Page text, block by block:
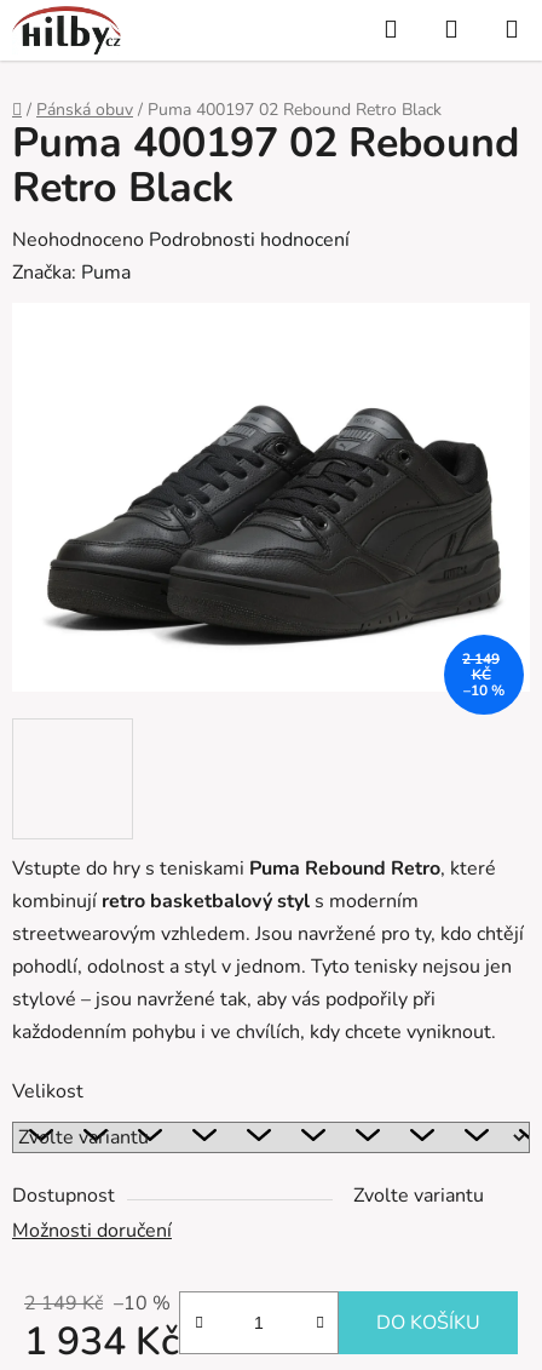
Přejít
na
obsah
Hledat
KOŠÍK
Domů
/ Pánská obuv / Puma 400197 02 Rebound Retro Black
Vstupte do hry s teniskami Puma Rebound Retro, které
kombinují retro basketbalový styl s moderním
streetwearovým vzhledem. Jsou navržené pro ty, kdo chtějí
pohodlí, odolnost a styl v jednom. Tyto tenisky nejsou jen
stylové – jsou navržené tak, aby vás podpořily při
každodenním pohybu i ve chvílích, kdy chcete vyniknout.
Velikost
Dostupnost
Zvolte variantu
Možnosti doručení
2 149 Kč –10 %
1 934 Kč DO KOŠÍKU
Puma 400197 02 Rebound
Retro Black
Průměrné
hodnocení
Neohodnoceno Podrobnosti hodnocení
Značka: Puma
2 149
KČ
–10 %